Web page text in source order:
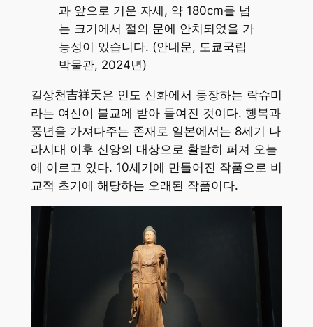
과 앞으로 기운 자세, 약 180cm를 넘
는 크기에서 절의 문에 안치되었을 가
능성이 있습니다. (안내문, 도쿄국립
박물관, 2024년)
길상천吉祥天은 인도 신화에서 등장하는 락슈미
라는 여신이 불교에 받아 들여진 것이다. 행복과
풍년을 가져다주는 존재로 일본에서는 8세기 나
라시대 이후 신앙의 대상으로 활발히 퍼져 오늘
에 이르고 있다. 10세기에 만들어진 작품으로 비
교적 초기에 해당하는 오래된 작품이다.